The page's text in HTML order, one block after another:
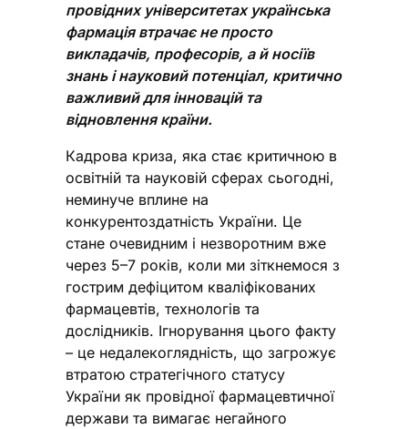
провідних університетах українська
фармація втрачає не просто
викладачів, професорів, а й носіїв
знань і науковий потенціал, критично
важливий для інновацій та
відновлення країни.
Кадрова криза, яка стає критичною в
освітній та науковій сферах сьогодні,
неминуче вплине на
конкурентоздатність України. Це
стане очевидним і незворотним вже
через 5–7 років, коли ми зіткнемося з
гострим дефіцитом кваліфікованих
фармацевтів, технологів та
дослідників. Ігнорування цього факту
– це недалекоглядність, що загрожує
втратою стратегічного статусу
України як провідної фармацевтичної
держави та вимагає негайного